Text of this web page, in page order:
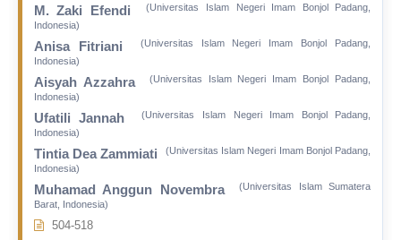
M. Zaki Efendi
(Universitas Islam Negeri Imam Bonjol Padang,
Indonesia)
Anisa Fitriani
(Universitas Islam Negeri Imam Bonjol Padang,
Indonesia)
Aisyah Azzahra
(Universitas Islam Negeri Imam Bonjol Padang,
Indonesia)
Ufatili Jannah
(Universitas Islam Negeri Imam Bonjol Padang,
Indonesia)
Tintia Dea Zammiati
(Universitas Islam Negeri Imam Bonjol Padang,
Indonesia)
Muhamad Anggun Novembra
(Universitas Islam Sumatera
Barat, Indonesia)
504-518